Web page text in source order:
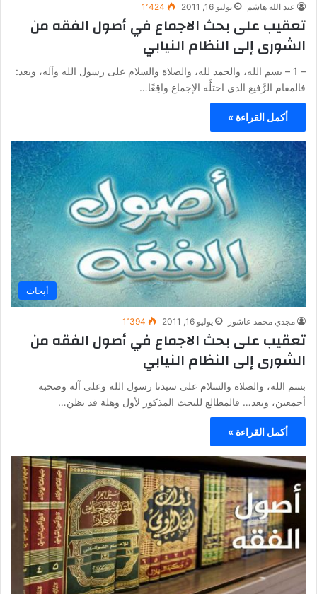
عبد الله هاشم يوليو 16, 2011 1٬424
تعقيب على بحث الاجماع في أصول الفقه من
الشورى إلى النظام النيابي
– 1 – بسم الله، والحمد لله، والصلاة والسلام على رسول الله وآله، وبعد:
فالمقام الرَّفيع الذي احتلَّه الإجماع واقِعًا…
أكمل القراءة »
أبحاث
مجدي محمد عاشور يوليو 16, 2011 1٬394
تعقيب على بحث الاجماع في أصول الفقه من
الشورى إلى النظام النيابي
بسم الله، والصلاة والسلام على سيدنا رسول الله وعلى آله وصحبه
أجمعين، وبعد… فالمطالع للبحث المذكور لأول وهلة قد يظن…
أكمل القراءة »